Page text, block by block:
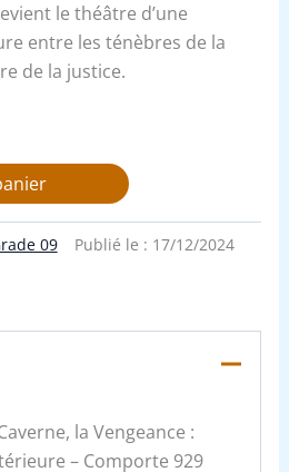
le théâtre d’une
entre les ténèbres de la
de la justice.
09 Publié le : 17/12/2024
la Vengeance :
– Comporte 929